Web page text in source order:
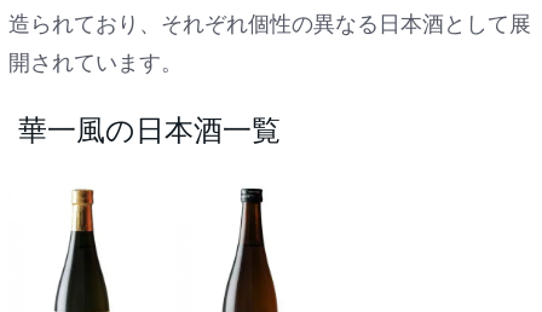
造られており、それぞれ個性の異なる日本酒として展
開されています。
華一風の日本酒一覧